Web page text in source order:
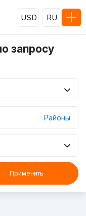
USD RU
запросу
Районы
Применить